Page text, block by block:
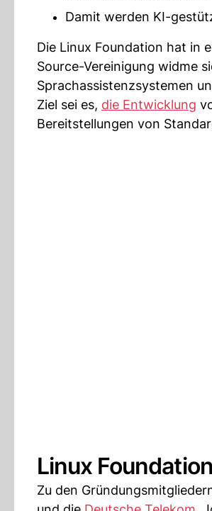
Damit werden KI-
Die Linux Foundation hat in
Source-Vereinigung widme
Sprachassistenzsystemen
Ziel sei es, die Entwicklung
Bereitstellungen von
Linux
Zu den